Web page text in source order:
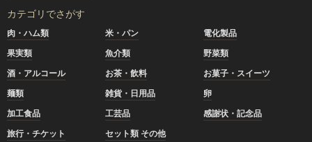
カテゴリでさがす
肉・ハム類 米・パン
電化製品
果実類
魚介類
野菜類
酒・アルコール
お茶・飲料
お菓子・スイーツ
麺類
雑貨・日用品
卵
加工食品
工芸品
感謝状・記念品
旅行・チケット
セット類 その他